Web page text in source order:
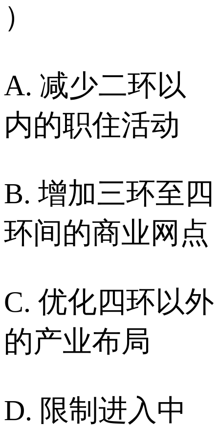
）
A. 减少二环以
内的职住活动
B. 增加三环至四
环间的商业网点
C. 优化四环以外
的产业布局
D. 限制进入中